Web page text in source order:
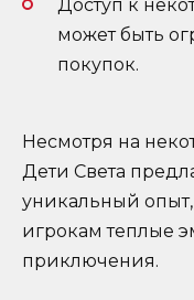
Доступ к
может быть
покупок.
Несмотря на
Дети Света
уникальный
игрокам теплые
приключения.